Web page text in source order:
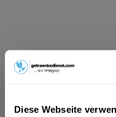
Diese Webseite
ab 101,01 € *
Vorrätig